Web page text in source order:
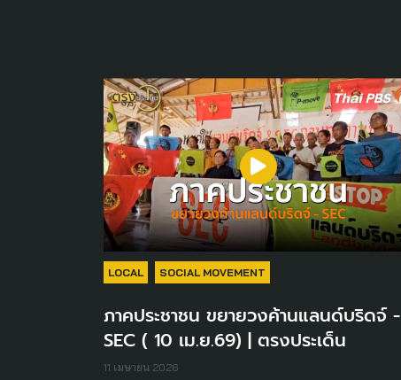
LOCAL SOCIAL MOVEMENT
ภาคประชาชน ขยายวงค้านแลนด์บริดจ์ -
SEC ( 10 เม.ย.69) | ตรงประเด็น
11 เมษายน 2026